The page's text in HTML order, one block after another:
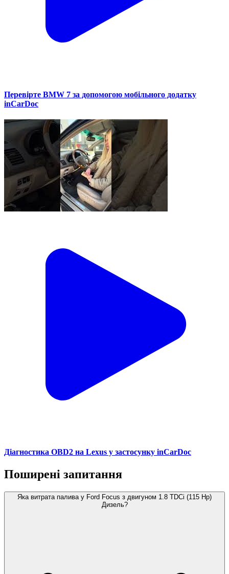
Перевірте BMW 7 за допомогою мобільного додатку
inCarDoc
Діагностика OBD2 на Lexus у застосунку inCarDoc
Поширені запитання
Яка витрата палива у Ford Focus з двигуном 1.8 TDCi (115 Hp)
Дизель?